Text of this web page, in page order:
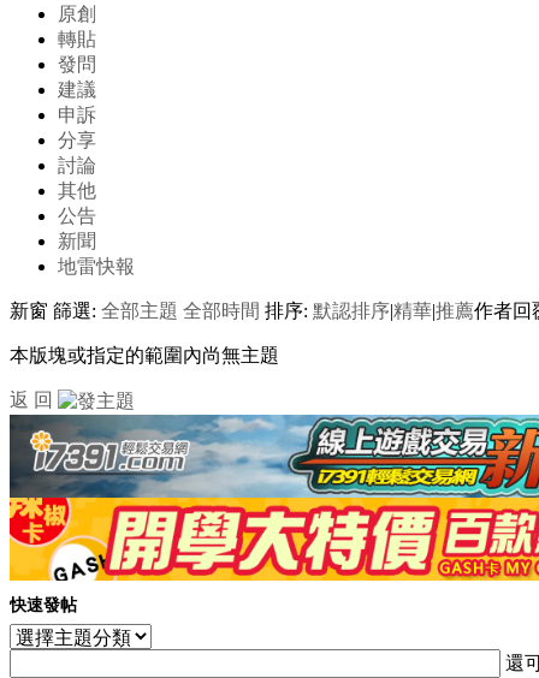
原創
轉貼
發問
建議
申訴
分享
討論
其他
公告
新聞
地雷快報
新窗 篩選: 全部主題 全部時間 排序: 默認排序|精華|推薦作者回
本版塊或指定的範圍內尚無主題
返 回
快速發帖
還